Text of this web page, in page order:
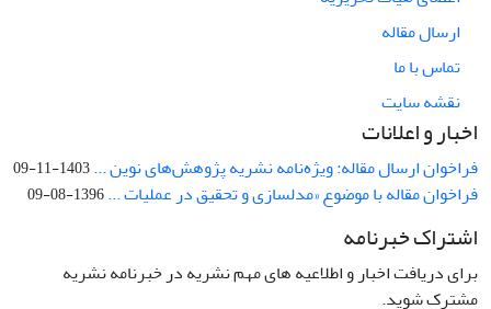
ارسال مقاله
تماس با ما
نقشه سایت
اخبار و اعلانات
فراخوان ارسال مقاله: ویژه‌نامه نشریه پژوهش‌های نوین ...1403-11-09
فراخوان مقاله با موضوع «مدلسازی و تحقیق در عملیات ...1396-08-09
اشتراک خبرنامه
برای دریافت اخبار و اطلاعیه های مهم نشریه در خبرنامه نشریه
مشترک شوید.